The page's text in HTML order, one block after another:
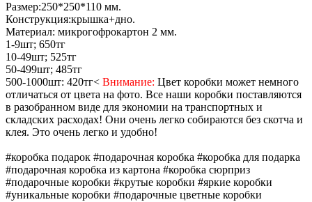
Размер:250*250*110 мм.
Конструкция:крышка+дно.
Материал: микрогофрокартон 2 мм.
1-9шт; 650тг
10-49шт; 525тг
50-499шт; 485тг
500-1000шт: 420тг< Внимание: Цвет коробки может немного
отличаться от цвета на фото. Все наши коробки поставляются
в разобранном виде для экономии на транспортных и
складских расходах! Они очень легко собираются без скотча и
клея. Это очень легко и удобно!
#коробка подарок #подарочная коробка #коробка для подарка
#подарочная коробка из картона #коробка сюрприз
#подарочные коробки #крутые коробки #яркие коробки
#уникальные коробки #подарочные цветные коробки